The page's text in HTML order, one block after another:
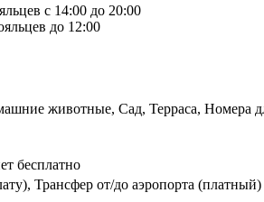
с 14:00 до 20:00
до 12:00
животные, Сад, Терраса, Номера
бесплатно
Трансфер от/до аэропорта (платный)